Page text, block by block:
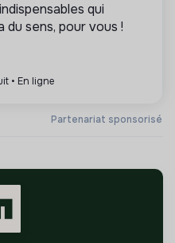
Partenariat sponsorisé
qui
sens, pour vous !
• En ligne